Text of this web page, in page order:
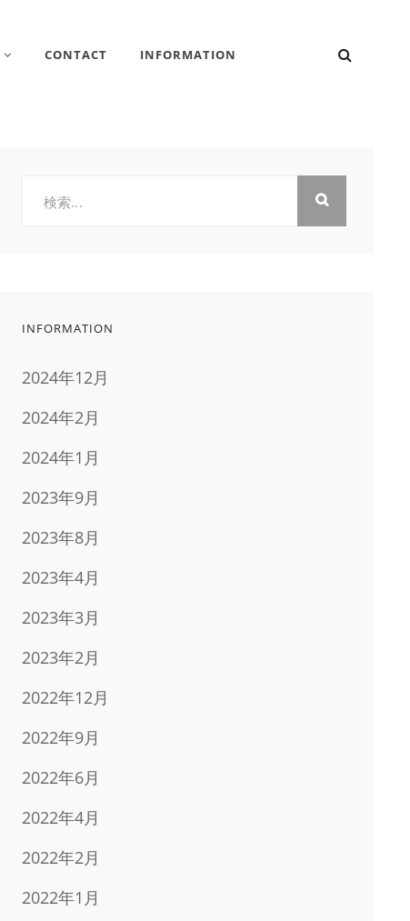
CONTACT INFORMATION
INFORMATION
2024年12月
2024年2月
2024年1月
2023年9月
2023年8月
2023年4月
2023年3月
2023年2月
2022年12月
2022年9月
2022年6月
2022年4月
2022年2月
2022年1月